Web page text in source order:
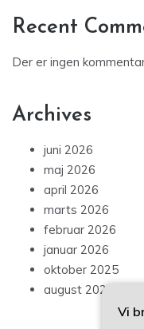
Recent
Der er ingen
Archives
juni 2026
maj 2026
april 2026
marts 2026
februar 2026
januar 2026
oktober 2025
august 2025
Vi